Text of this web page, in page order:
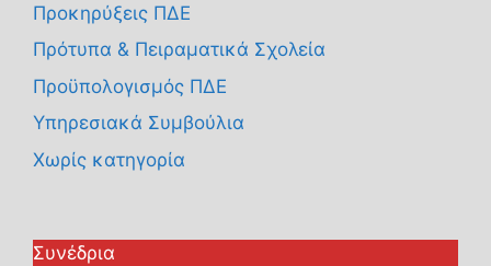
Προκηρύξεις ΠΔΕ
Πρότυπα & Πειραματικά Σχολεία
Προϋπολογισμός ΠΔΕ
Υπηρεσιακά Συμβούλια
Χωρίς κατηγορία
Συνέδρια